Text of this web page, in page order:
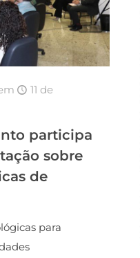
11 de
participa
sobre
de
para